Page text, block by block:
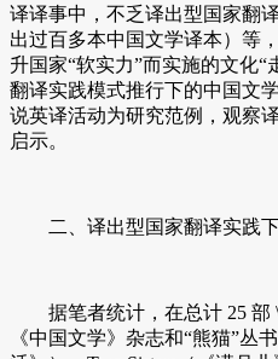
译译事中，不乏译出型国家翻
出过百多本中国文学译本）等
升国家“软实力”而实施的文化
翻译实践模式推行下的中国文
说英译活动为研究范例，观察
启示。
二、译出型国家翻译实践下
据笔者统计，在总计 25 部 \
《中国文学》杂志和“熊猫”丛